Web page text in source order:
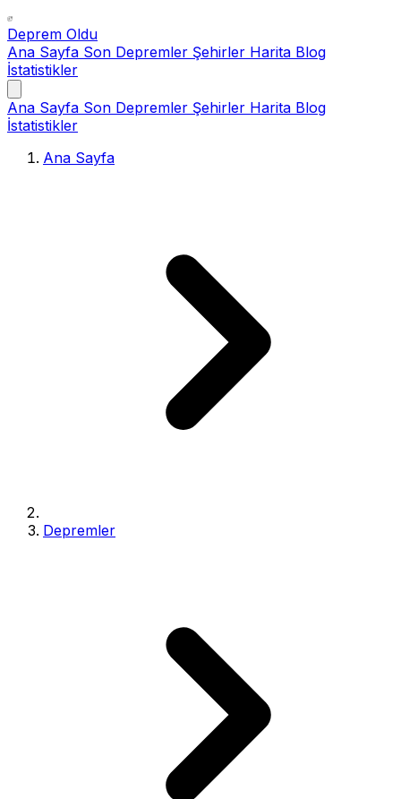
Deprem Oldu
Ana Sayfa Son Depremler Şehirler Harita Blog
İstatistikler
Ana Sayfa Son Depremler Şehirler Harita Blog
İstatistikler
Ana Sayfa
Depremler